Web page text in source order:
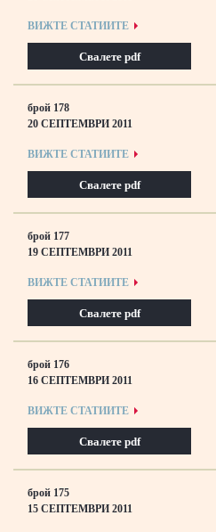
ВИЖТЕ СТАТИИТЕ
Свалете pdf
брой 178
20 СЕПТЕМВРИ 2011
ВИЖТЕ СТАТИИТЕ
Свалете pdf
брой 177
19 СЕПТЕМВРИ 2011
ВИЖТЕ СТАТИИТЕ
Свалете pdf
брой 176
16 СЕПТЕМВРИ 2011
ВИЖТЕ СТАТИИТЕ
Свалете pdf
брой 175
15 СЕПТЕМВРИ 2011